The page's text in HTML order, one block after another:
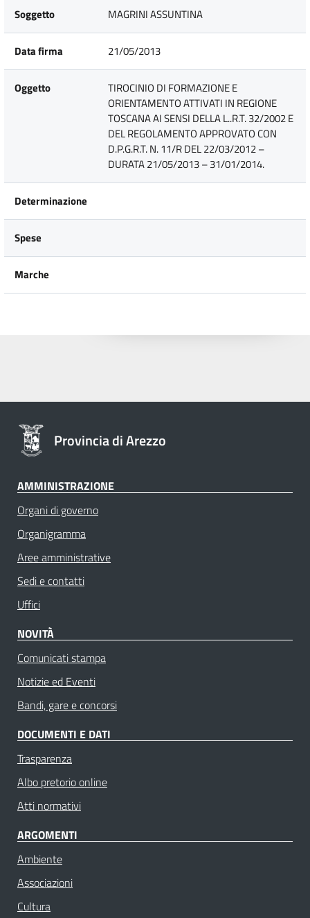
Soggetto MAGRINI ASSUNTINA
Data firma 21/05/2013
Oggetto
TIROCINIO DI FORMAZIONE E
ORIENTAMENTO ATTIVATI IN REGIONE
TOSCANA AI SENSI DELLA L..R.T. 32/2002 E
DEL REGOLAMENTO APPROVATO CON
D.P.G.R.T. N. 11/R DEL 22/03/2012 –
DURATA 21/05/2013 – 31/01/2014.
Determinazione
Spese
Marche
Provincia di Arezzo
AMMINISTRAZIONE
Organi di governo
Organigramma
Aree amministrative
Sedi e contatti
Uffici
NOVITÀ
Comunicati stampa
Notizie ed Eventi
Bandi, gare e concorsi
DOCUMENTI E DATI
Trasparenza
Albo pretorio online
Atti normativi
ARGOMENTI
Ambiente
Associazioni
Cultura